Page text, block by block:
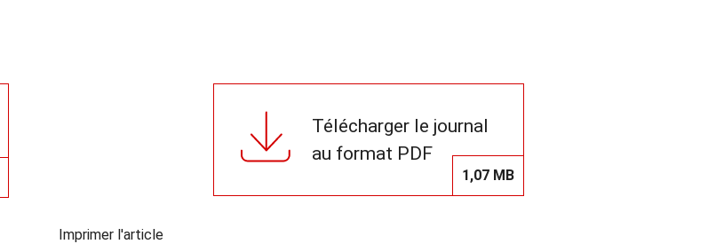
Télécharger le journal
au format PDF
1,07 MB
Imprimer l'article